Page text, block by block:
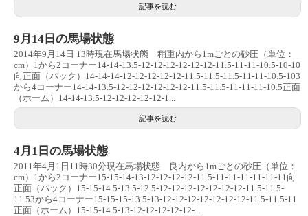
記事を読む
9月14日の馬場状態
2014年9月14日 13時現在馬場状態 稍重内から1mごとの砂圧（単位：
cm）1から2コーナー14-14-13.5-12-12-12-12-12-12-11.5-11-11-10.5-10-10
向正面（バック）14-14-14-12-12-12-12-12-11.5-11.5-11.5-11-11-10.5-103
から4コーナー14-14-13.5-12-12-12-12-12-12-11.5-11.5-11-11-11-10.5正面
（ホーム）14-14-13.5-12-12-12-12-12-1...
記事を読む
4月1日の馬場状態
2011年4月1日11時30分現在馬場状態 良内から1mごとの砂圧（単位：
cm）1から2コーナー15-15-14-13-12-12-12-12-11.5-11-11-11-11-11-11向
正面（バック）15-15-14.5-13.5-12.5-12-12-12-12-12-12-12-11.5-11.5-
11.53から4コーナー15-15-15-13.5-13-12-12-12-12-12-12-12-11.5-11.5-11
正面（ホーム）15-15-14.5-13-12-12-12-12-12-...